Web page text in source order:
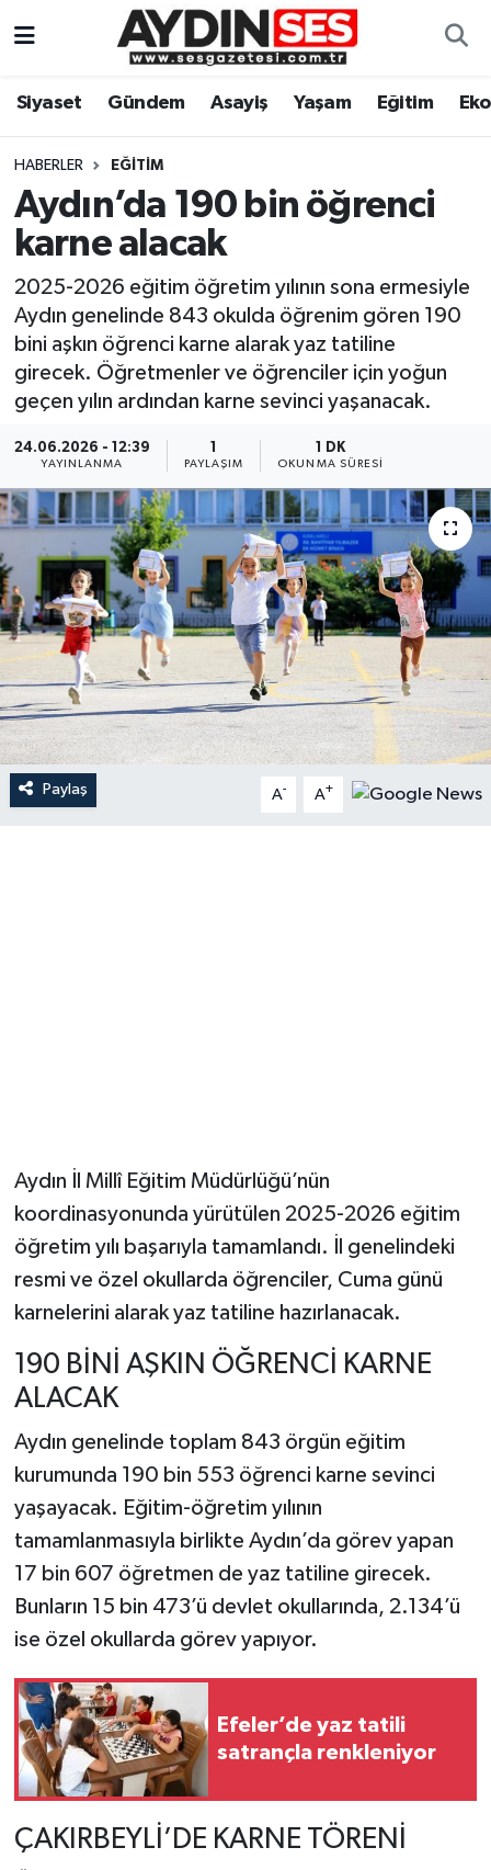
Siyaset Gündem Asayiş Yaşam Eğitim
HABERLER EĞITIM
Aydın’da 190 bin öğrenci
karne alacak
2025-2026 eğitim öğretim yılının sona ermesiyle
Aydın genelinde 843 okulda öğrenim gören 190
bini aşkın öğrenci karne alarak yaz tatiline
girecek. Öğretmenler ve öğrenciler için yoğun
geçen yılın ardından karne sevinci yaşanacak.
24.06.2026 - 12:39
YAYINLANMA PAYLAŞIM
1 DK
OKUNMA SÜRESI
Paylaş A- A+
Aydın İl Millî Eğitim Müdürlüğü’nün
koordinasyonunda yürütülen 2025-2026 eğitim
öğretim yılı başarıyla tamamlandı. İl genelindeki
resmi ve özel okullarda öğrenciler, Cuma günü
karnelerini alarak yaz tatiline hazırlanacak.
190 BİNİ AŞKIN ÖĞRENCİ KARNE
ALACAK
Aydın genelinde toplam 843 örgün eğitim
kurumunda 190 bin 553 öğrenci karne sevinci
yaşayacak. Eğitim-öğretim yılının
tamamlanmasıyla birlikte Aydın’da görev yapan
17 bin 607 öğretmen de yaz tatiline girecek.
Bunların 15 bin 473’ü devlet okullarında, 2.134’ü
ise özel okullarda görev yapıyor.
Efeler’de yaz tatili
satrançla renkleniyor
ÇAKIRBEYLİ’DE KARNE TÖRENİ
Gündem
Siyaset
Ekonomi
Eğitim
Kültür Sanat
Aydın Hava Durumu
Aydin Namaz Vakitleri
Aydın Trafik Yoğunluk Haritası
Süper Lig Puan Durumu ve Fikstür
Tüm Manşetler
Son Dakika Haberleri